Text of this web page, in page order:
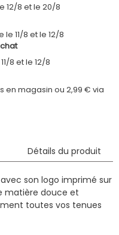
12/8 et le 20/8
le 11/8 et le 12/8
8 et le 12/8
en magasin ou 2,99 € via
Détails du produit
son logo imprimé sur
matière douce et
toutes vos tenues